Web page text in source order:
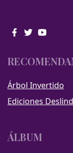
Árbol Invertido
Ediciones
ÁLBUM